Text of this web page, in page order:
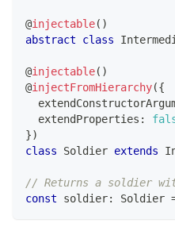
@injectable( )
abstract
class
@injectable( )
@injectFromHierarchy({
  extendProperties
:
})
class
Soldier extends
// Returns a soldier
const soldier: Soldier